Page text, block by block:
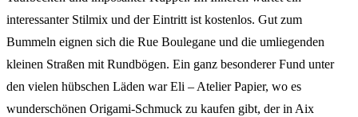
interessanter Stilmix und der Eintritt ist kostenlos. Gut zum
Bummeln eignen sich die Rue Boulegane und die umliegenden
kleinen Straßen mit Rundbögen. Ein ganz besonderer Fund unter
den vielen hübschen Läden war Eli – Atelier Papier, wo es
wunderschönen Origami-Schmuck zu kaufen gibt, der in Aix